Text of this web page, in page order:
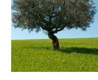
TOP
Fondsmanager
2020